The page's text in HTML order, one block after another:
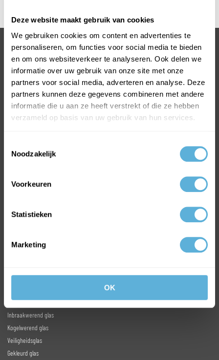
Deze website maakt gebruik van cookies
We gebruiken cookies om content en advertenties te
personaliseren, om functies voor social media te bieden
en om ons websiteverkeer te analyseren. Ook delen we
informatie over uw gebruik van onze site met onze
partners voor social media, adverteren en analyse. Deze
partners kunnen deze gegevens combineren met andere
informatie die u aan ze heeft verstrekt of die ze hebben
verzameld op basis van uw gebruik van hun services.
Noodzakelijk
Voorkeuren
Statistieken
Marketing
OK
BEL 0318 763 900
VOOR INFORMATIE OF VRAGEN
INFO@GLASKONING.NL
MEEST VERKOCHTE GLAS
Gehard glas
Volg ons op:
Instagram
Inbraakwerend glas
Kogelwerend glas
Veiligheidsglas
Gekleurd glas